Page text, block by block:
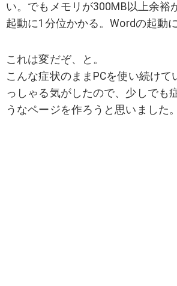
い。でもメモリが300MB以上余裕
起動に1分位かかる。Wordの起動
これは変だぞ、と。
こんな症状のままPCを使い続けて
っしゃる気がしたので、少しでも
うなページを作ろうと思いました。